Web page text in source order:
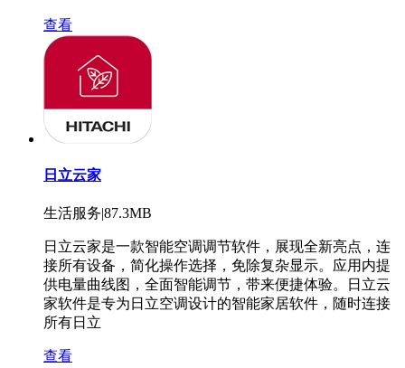
查看
日立云家
生活服务|87.3MB
日立云家是一款智能空调调节软件，展现全新亮点，连
接所有设备，简化操作选择，免除复杂显示。应用内提
供电量曲线图，全面智能调节，带来便捷体验。日立云
家软件是专为日立空调设计的智能家居软件，随时连接
所有日立
查看